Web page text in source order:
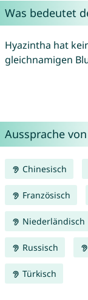
Was bedeutet
Hyazintha hat
gleichnamigen
Aussprache
Chinesisch
Französisch
Niederländisch
Russisch
Türkisch